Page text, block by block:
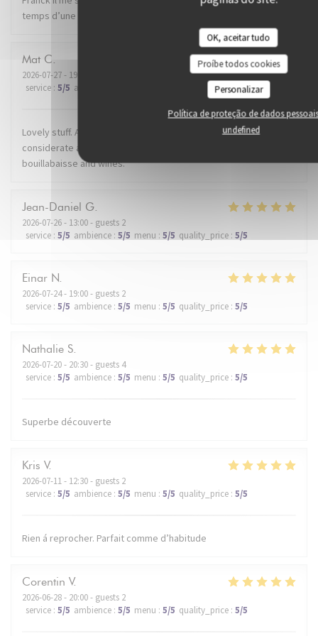
OK, aceitar tudo
Proíbe todos cookies
Personalizar
Política de proteção de dados
undefined
temps d’une soirée. Je recommande.
Mat C
2026-07-27- 19:30 - guests 2
service : 5/5 ambience quality_price:5/5
Lovely stuff. A warm welcome. The maître d' was very
considerate and attentive to our dining experience. Beautiful
bouillabaisse and wines.
Jean-Daniel G
2026-07-26- 13:00 - guests 2
service : 5/5 ambience : 5/5 menu : 5/5 quality_price : 5/5
Einar N
2026-07-24- 19:00 - guests 2
service : 5/5 ambience : 5/5 menu : 5/5 quality_price : 5/5
Nathalie S
2026-07-20- 20:30 - guests 4
service : 5/5 ambience : 5/5 menu : 5/5 quality_price : 5/5
Superbe découverte
Kris V
2026-07-11- 12:30 - guests 2
service : 5/5 ambience : 5/5 menu : 5/5 quality_price : 5/5
Rien á reprocher. Parfait comme d’habitude
Corentin V
2026-06-28- 20:00 - guests 2
service : 5/5 ambience : 5/5 menu : 5/5 quality_price : 5/5